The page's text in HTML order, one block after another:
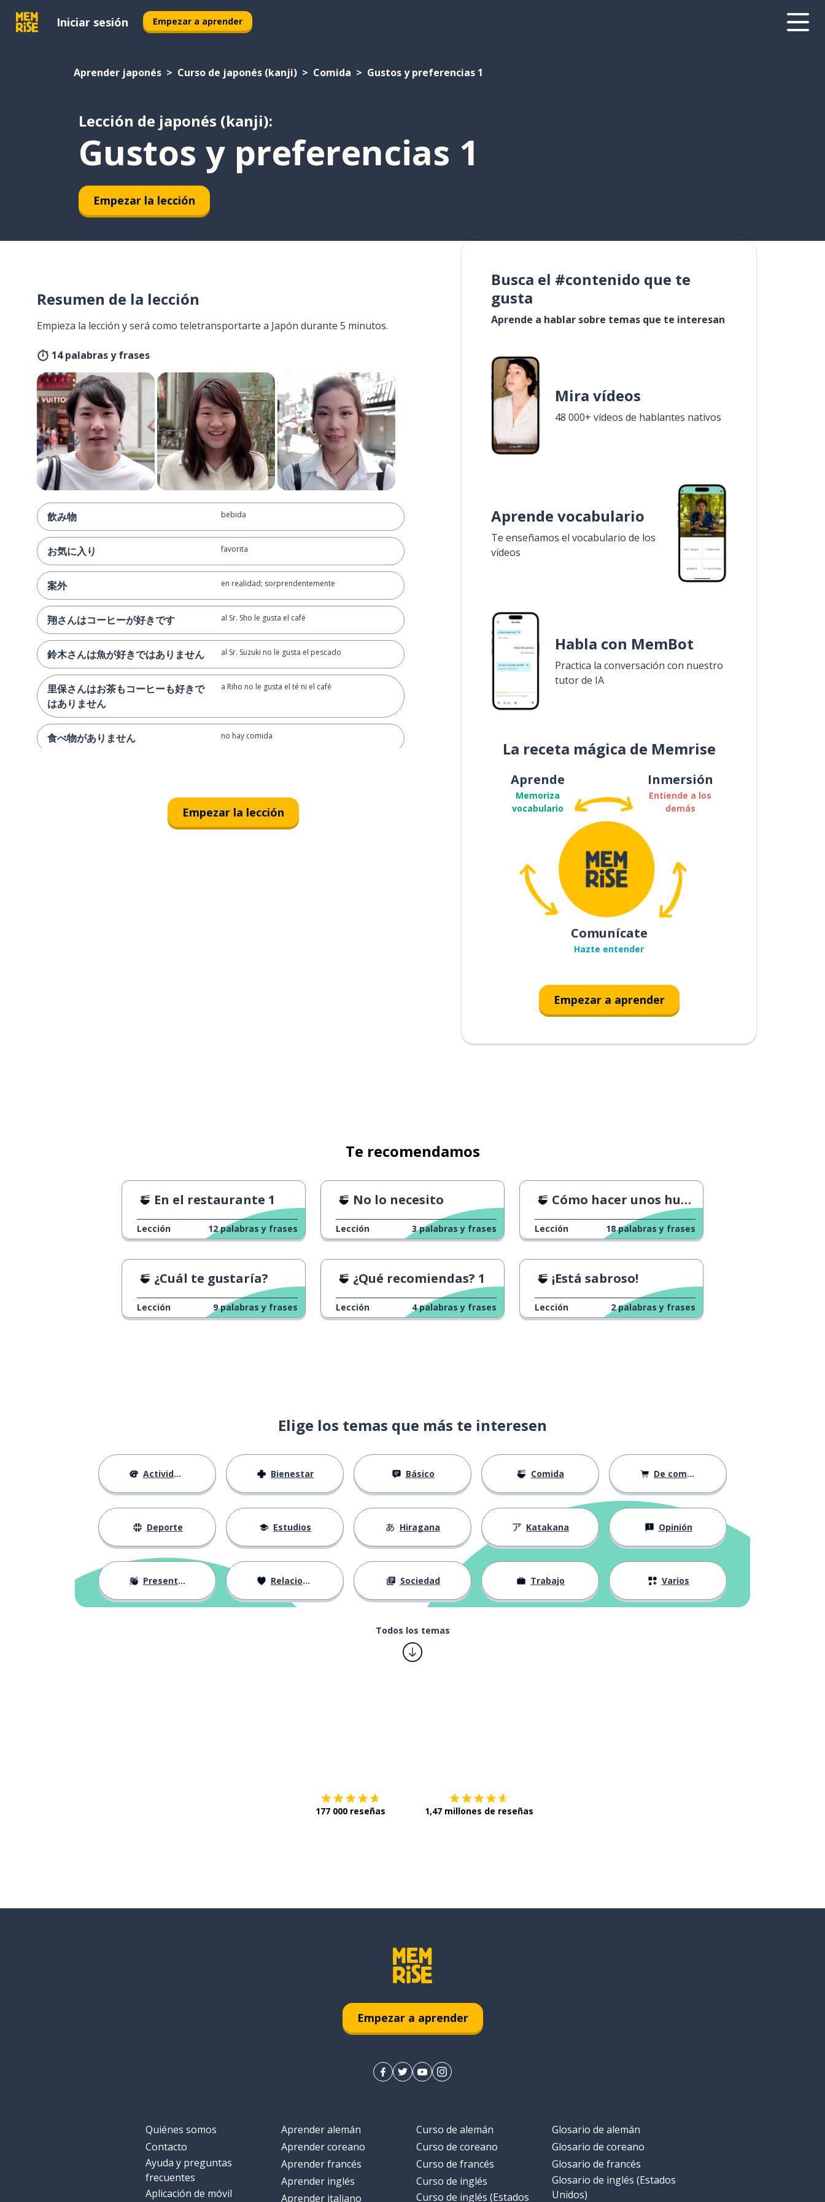
Iniciar sesión Empezar a aprender
Aprender japonés Curso de japonés (kanji) Comida Gustos y preferencias 1
Lección de japonés (kanji):
Gustos y preferencias 1
Empezar la lección
Resumen de la lección
Empieza la lección y será como teletransportarte a Japón durante 5 minutos.
14 palabras y frases
飲み物 bebida
お気に入り favorita
案外 en realidad; sorprendentemente
翔さんはコーヒーが好きです al Sr. Sho le gusta el café
鈴木さんは魚が好きではありません al Sr. Suzuki no le gusta el pescado
里保さんはお茶もコーヒーも好きで
はありません
a Riho no le gusta el té ni el café
食べ物がありません no hay comida
Empezar la lección
Busca el #contenido que te
gusta
Aprende a hablar sobre temas que te interesan
Mira vídeos
48 000+ vídeos de hablantes nativos
Aprende vocabulario
Te enseñamos el vocabulario de los
vídeos
Habla con MemBot
Practica la conversación con nuestro
tutor de IA
La receta mágica de Memrise
Aprende
Memoriza
vocabulario
Inmersión
Entiende a los
demás
Comunícate
Hazte entender
Empezar a aprender
Te recomendamos
En el restaurante 1
Lección 12 palabras y frases
No lo necesito
Lección 3 palabras y frases
Cómo hacer unos huevos fritos bonitos
Lección 18 palabras y frases
¿Cuál te gustaría?
Lección 9 palabras y frases
¿Qué recomiendas? 1
Lección 4 palabras y frases
¡Está sabroso!
Lección 2 palabras y frases
Elige los temas que más te interesen
Actividades Bienestar Básico Comida De compras
Deporte Estudios Hiragana Katakana Opinión
Presentación Relaciones Sociedad Trabajo Varios
Todos los temas
177 000 reseñas 1,47 millones de reseñas
Empezar a aprender
Quiénes somos
Contacto
Ayuda y preguntas
frecuentes
Aplicación de móvil
Aprender alemán
Aprender coreano
Aprender francés
Aprender inglés
Aprender italiano
Curso de alemán
Curso de coreano
Curso de francés
Curso de inglés
Curso de inglés (Estados
Glosario de alemán
Glosario de coreano
Glosario de francés
Glosario de inglés (Estados
Unidos)